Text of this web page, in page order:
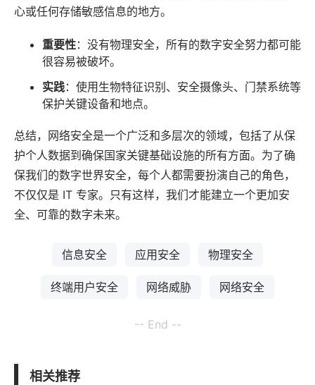
心或任何存储敏感信息的地方。
重要性：没有物理安全，所有的数字安全努力都可能
很容易被破坏。
实践：使用生物特征识别、安全摄像头、门禁系统等
保护关键设备和地点。
总结，网络安全是一个广泛和多层次的领域，包括了从保
护个人数据到确保国家关键基础设施的所有方面。为了确
保我们的数字世界安全，每个人都需要扮演自己的角色，
不仅仅是 IT 专家。只有这样，我们才能建立一个更加安
全、可靠的数字未来。
信息安全 应用安全 物理安全
终端用户安全 网络威胁 网络安全
-- End --
相关推荐